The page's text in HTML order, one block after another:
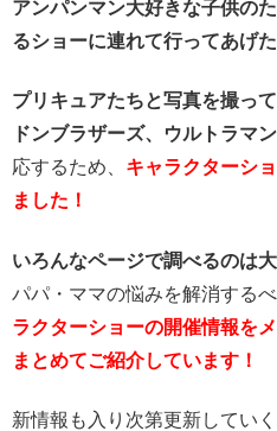
アンパンマン大好きな子供の
るショーに連れて行ってあげた
プリキュアたちと写真を撮っ
ドンブラザーズ、ウルトラマ
応するため、 キャラクターシ
ました！
いろんなページで調べるのは
パパ・ママの悩みを解消するべ
ラクターショーの開催情報を
まとめてご紹介しています！
新情報も入り次第更新してい